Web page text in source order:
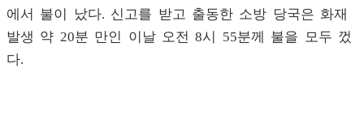
에서 불이 났다. 신고를 받고 출동한 소방 당국은 화재
발생 약 20분 만인 이날 오전 8시 55분께 불을 모두 껐
다.